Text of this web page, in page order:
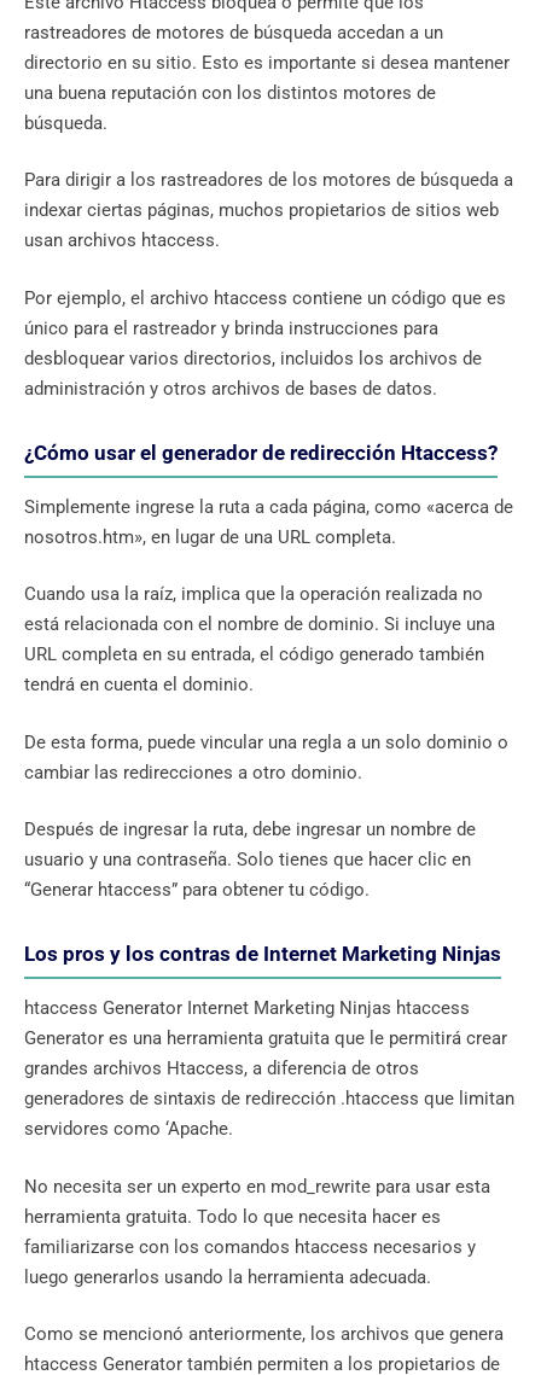
rastreadores de motores de búsqueda accedan a un
directorio en su sitio. Esto es importante si desea mantener
una buena reputación con los distintos motores de
búsqueda.
Para dirigir a los rastreadores de los motores de búsqueda a
indexar ciertas páginas, muchos propietarios de sitios web
usan archivos htaccess.
Por ejemplo, el archivo htaccess contiene un código que es
único para el rastreador y brinda instrucciones para
desbloquear varios directorios, incluidos los archivos de
administración y otros archivos de bases de datos.
¿Cómo usar el generador de redirección Htaccess?
Simplemente ingrese la ruta a cada página, como «acerca de
nosotros.htm», en lugar de una URL completa.
Cuando usa la raíz, implica que la operación realizada no
está relacionada con el nombre de dominio. Si incluye una
URL completa en su entrada, el código generado también
tendrá en cuenta el dominio.
De esta forma, puede vincular una regla a un solo dominio o
cambiar las redirecciones a otro dominio.
Después de ingresar la ruta, debe ingresar un nombre de
usuario y una contraseña. Solo tienes que hacer clic en
“Generar htaccess” para obtener tu código.
Los pros y los contras de Internet Marketing Ninjas
htaccess Generator Internet Marketing Ninjas htaccess
Generator es una herramienta gratuita que le permitirá crear
grandes archivos Htaccess, a diferencia de otros
generadores de sintaxis de redirección .htaccess que limitan
servidores como ‘Apache.
No necesita ser un experto en mod_rewrite para usar esta
herramienta gratuita. Todo lo que necesita hacer es
familiarizarse con los comandos htaccess necesarios y
luego generarlos usando la herramienta adecuada.
Como se mencionó anteriormente, los archivos que genera
htaccess Generator también permiten a los propietarios de